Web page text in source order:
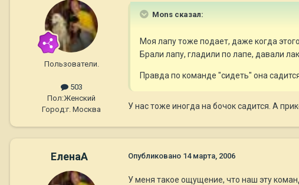
Пользователи.
503
Пол:Женский
Город:г. Москва
Mons сказал:
Моя лапу тоже подает, даже когда
Брали лапу, гладили по лапе, давали
Правда по команде "сидеть" она
У нас тоже иногда на бочок садится. А
ЕленаА Опубликовано 14 марта, 2006
У меня такое ощущение, что наш эту